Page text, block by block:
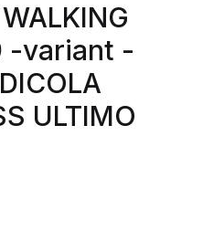
-variant -
ULTIMO